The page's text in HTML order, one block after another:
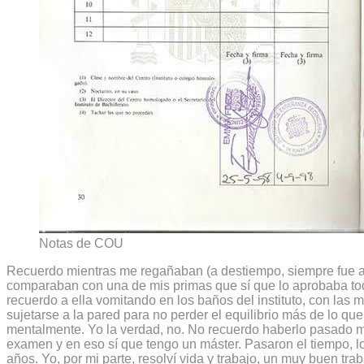
Notas de COU
Recuerdo mientras me regañaban (a destiempo, siempre fue
comparaban con una de mis primas que sí que lo aprobaba
recuerdo a ella vomitando en los baños del instituto, con las
sujetarse a la pared para no perder el equilibrio más de lo
mentalmente. Yo la verdad, no. No recuerdo haberlo pasado
examen y en eso sí que tengo un máster. Pasaron el tiempo,
años. Yo, por mi parte, resolví vida y trabajo, un muy buen